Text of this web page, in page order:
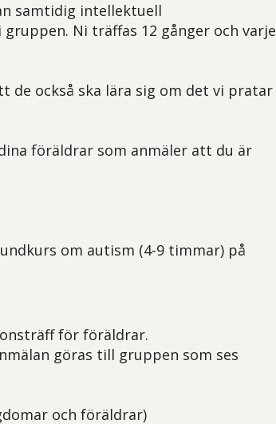
samtidig intellektuell
Ni träffas 12 gånger och varje
de också ska lära sig om det vi pratar
föräldrar som anmäler att du är
om autism (4-9 timmar) på
för föräldrar.
göras till gruppen som ses
och föräldrar)